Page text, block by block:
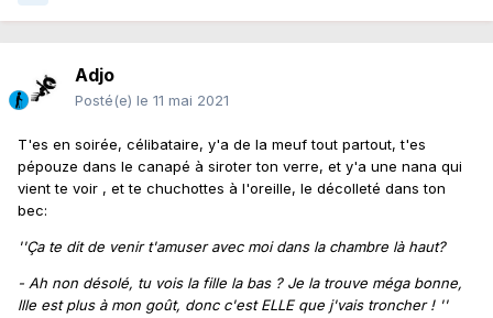
Adjo
Posté(e) le 11 mai 2021
T'es en soirée, célibataire, y'a de la meuf tout partout, t'es
pépouze dans le canapé à siroter ton verre, et y'a une nana qui
vient te voir , et te chuchottes à l'oreille, le décolleté dans ton
bec:
''Ça te dit de venir t'amuser avec moi dans la chambre là haut?
- Ah non désolé, tu vois la fille la bas ? Je la trouve méga bonne,
llle est plus à mon goût, donc c'est ELLE que j'vais troncher ! ''